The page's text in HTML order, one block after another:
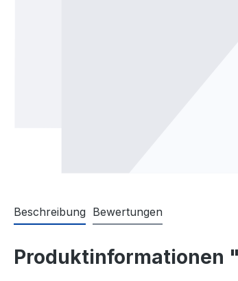
Beschreibung Bewertungen
Produktinformationen